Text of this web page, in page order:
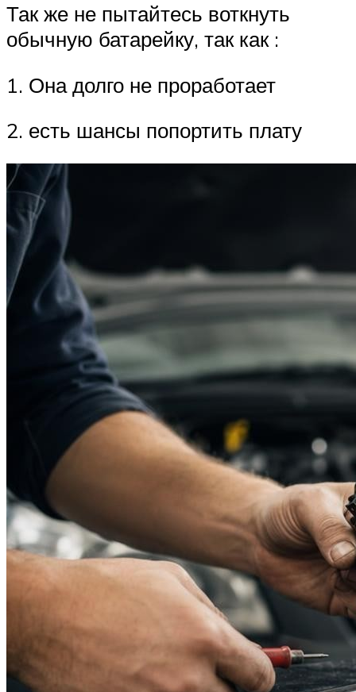
Так же не пытайтесь воткнуть
обычную батарейку, так как :
1. Она долго не проработает
2. есть шансы попортить плату